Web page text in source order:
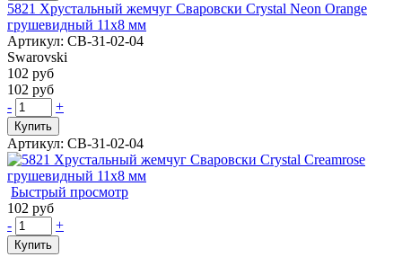
5821 Хрустальный жемчуг Сваровски Crystal Neon Orange
грушевидный 11х8 мм
Артикул: СВ-31-02-04
Swarovski
102 руб
102 руб
-
+
Купить
Артикул: СВ-31-02-04
Быстрый просмотр
102 руб
-
+
Купить